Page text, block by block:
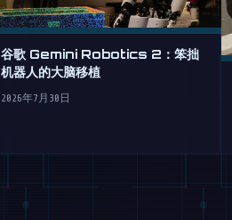
谷歌 Gemini Robotics 2：笨拙
机器人的大脑移植
2026年7月30日